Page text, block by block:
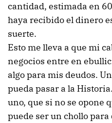
cantidad, estimada en
haya recibido el dinero
suerte.
Esto me lleva a que mi
negocios entre en
algo para mis deudos.
pueda pasar a la
uno, que si no se opone
puede ser un chollo